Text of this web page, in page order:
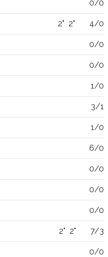
0/0
2" 2" 4/0
0/0
0/0
1/0
3/1
1/0
6/0
0/0
0/0
0/0
2" 2" 7/3
0/0